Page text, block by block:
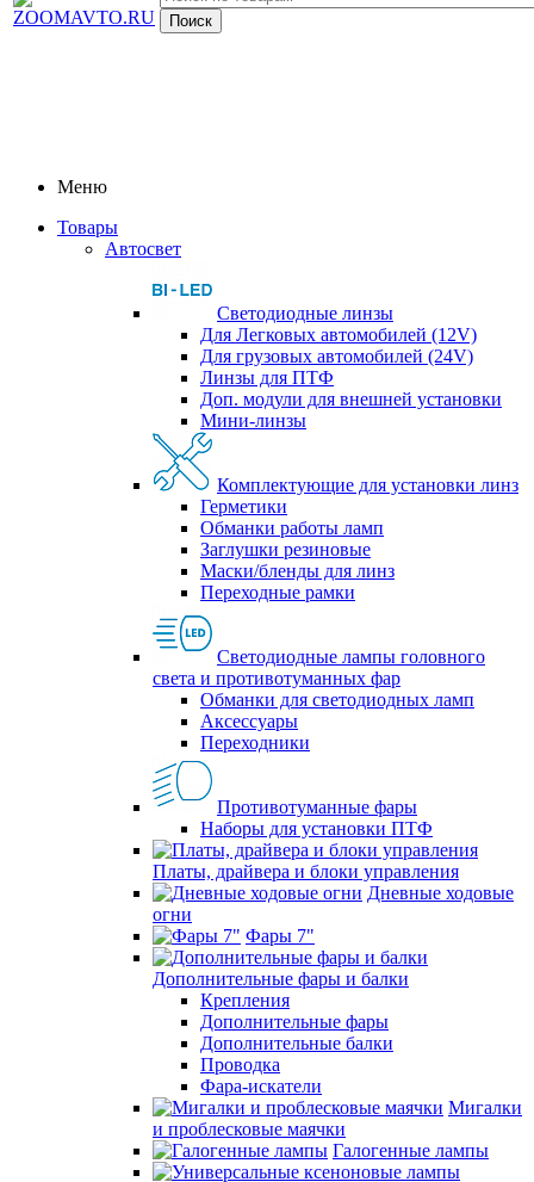
Меню
Товары
Автосвет
Светодиодные линзы
Для Легковых автомобилей (12V)
Для грузовых автомобилей (24V)
Линзы для ПТФ
Доп. модули для внешней установки
Мини-линзы
Комплектующие для установки линз
Герметики
Обманки работы ламп
Заглушки резиновые
Маски/бленды для линз
Переходные рамки
Светодиодные лампы головного
света и противотуманных фар
Обманки для светодиодных ламп
Аксессуары
Переходники
Противотуманные фары
Наборы для установки ПТФ
Платы, драйвера и блоки управления
Дневные ходовые
огни
Фары 7"
Дополнительные фары и балки
Крепления
Дополнительные фары
Дополнительные балки
Проводка
Фара-искатели
Мигалки
и проблесковые маячки
Галогенные лампы